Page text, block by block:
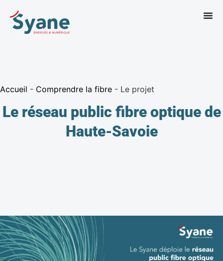
Accueil - Comprendre la fibre - Le projet
Le réseau public fibre optique de
Haute-Savoie